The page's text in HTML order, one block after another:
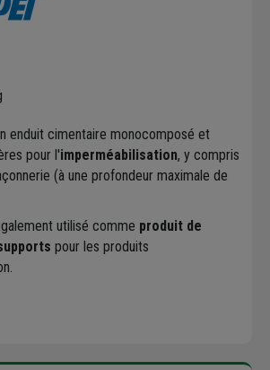
enduit cimentaire monocomposé et
pour l'imperméabilisation, y compris
(à une profondeur maximale de
utilisé comme produit de
pour les produits